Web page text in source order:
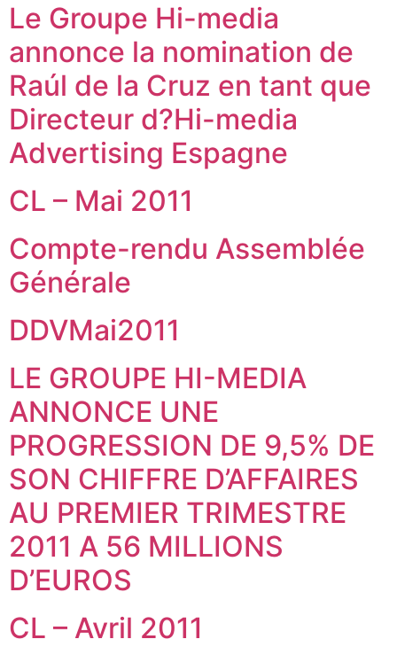
Le Groupe Hi-media
annonce la nomination de
Raúl de la Cruz en tant que
Directeur d?Hi-media
Advertising Espagne
CL – Mai 2011
Compte-rendu Assemblée
Générale
DDVMai2011
LE GROUPE HI-MEDIA
ANNONCE UNE
PROGRESSION DE 9,5% DE
SON CHIFFRE D’AFFAIRES
AU PREMIER TRIMESTRE
2011 A 56 MILLIONS
D’EUROS
CL – Avril 2011